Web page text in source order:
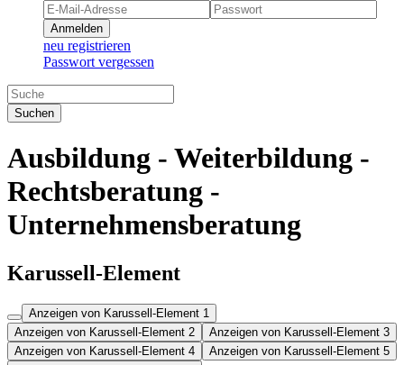
Anmelden
neu registrieren
Passwort vergessen
Suchen
Ausbildung - Weiterbildung -
Rechtsberatung -
Unternehmensberatung
Karussell-Element
Anzeigen von Karussell-Element 1
Anzeigen von Karussell-Element 2
Anzeigen von Karussell-Element 3
Anzeigen von Karussell-Element 4
Anzeigen von Karussell-Element 5